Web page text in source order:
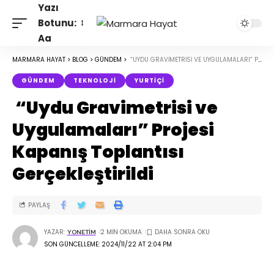
Yazı
Botunu:
Aa
MARMARA HAYAT > BLOG > GÜNDEM > “UYDU GRAVIMETRISI VE UYGULAMALARI” PROJESI KAPANIŞ TOPLANTISI GERÇEKLEŞTIRILDI
GÜNDEM TEKNOLOJI YURTIÇI
“Uydu Gravimetrisi ve
Uygulamaları” Projesi
Kapanış Toplantısı
Gerçekleştirildi
SON GÜNCELLEME: 2024/11/22 AT 2:04 PM
YAZAR: YONETIM 2 MIN OKUMA
PAYLAŞ